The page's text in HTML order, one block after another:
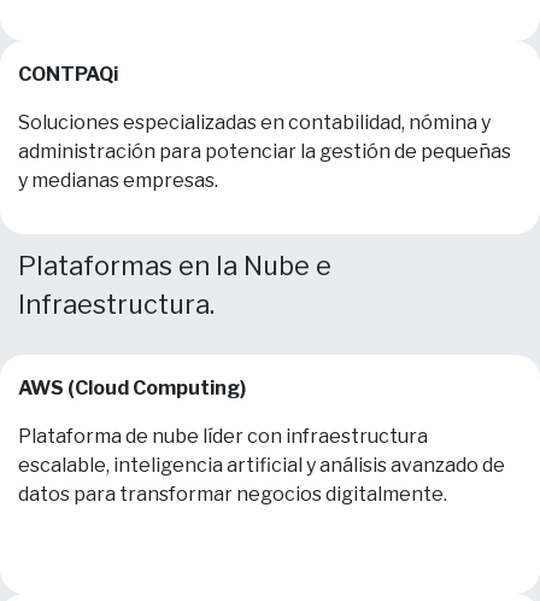
CONTPAQi
Soluciones especializadas en contabilidad, nómina y
administración para potenciar la gestión de pequeñas
y medianas empresas.
Plataformas en la Nube e
Infraestructura.
AWS (Cloud Computing)
Plataforma de nube líder con infraestructura
escalable, inteligencia artificial y análisis avanzado de
datos para transformar negocios digitalmente.